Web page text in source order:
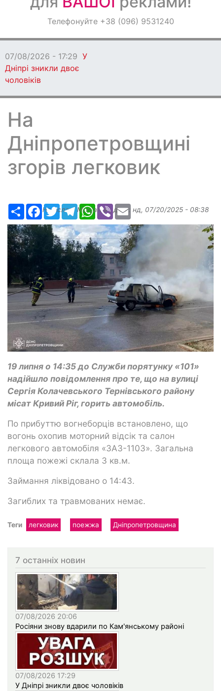
ОголошенняТелефонуйте +38 (096) 9531240
07/08/2026 - 17:29 У
Дніпрі зникли двоє
чоловіків
На
Дніпропетровщині
згорів легковик
РесурсFacebook
TwitterTelegramWhatsApp
Viber Email
Надіслав: Margarita, дата: нд, 07/20/2025 - 08:38
19 липня о 14:35 до Служби порятунку «101»
надійшло повідомлення про те, що на вулиці
Сергія Колачевського Тернівського району
місат Кривий Ріг, горить автомобіль.
По прибуттю вогнеборців встановлено, що
вогонь охопив моторний відсік та салон
легкового автомобіля «ЗАЗ-1103». Загальна
площа пожежі склала 3 кв.м.
Займання ліквідовано о 14:43.
Загиблих та травмованих немає.
Теги легковик поежжа Дніпропетровщина
7 останніх новин
07/08/2026 20:06
Росіяни знову вдарили по Кам'янському районі
07/08/2026 17:29
У Дніпрі зникли двоє чоловіків